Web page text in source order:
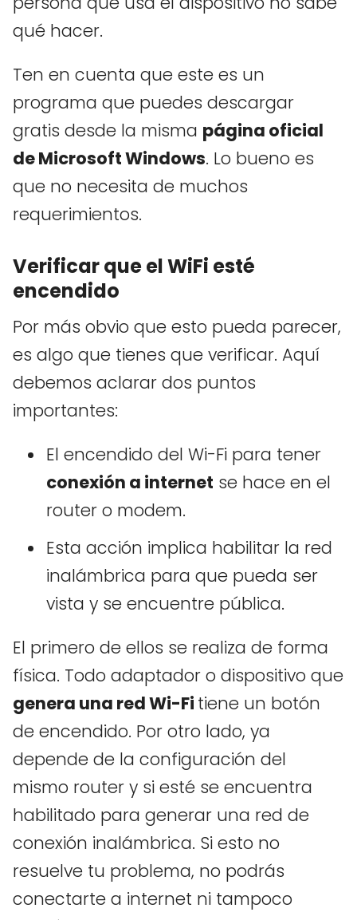
qué hacer.
Ten en cuenta que este es un
programa que puedes descargar
gratis desde la misma página oficial
de Microsoft Windows. Lo bueno es
que no necesita de muchos
requerimientos.
Verificar que el WiFi esté
encendido
Por más obvio que esto pueda parecer,
es algo que tienes que verificar. Aquí
debemos aclarar dos puntos
importantes:
El encendido del Wi-Fi para tener
conexión a internet se hace en el
router o modem.
Esta acción implica habilitar la red
inalámbrica para que pueda ser
vista y se encuentre pública.
El primero de ellos se realiza de forma
física. Todo adaptador o dispositivo que
genera una red Wi-Fi tiene un botón
de encendido. Por otro lado, ya
depende de la configuración del
mismo router y si esté se encuentra
habilitado para generar una red de
conexión inalámbrica. Si esto no
resuelve tu problema, no podrás
conectarte a internet ni tampoco